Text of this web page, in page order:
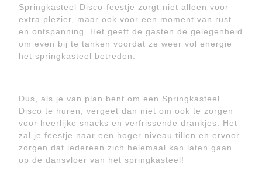
Springkasteel Disco-feestje zorgt niet alleen voor
extra plezier, maar ook voor een moment van rust
en ontspanning. Het geeft de gasten de gelegenheid
om even bij te tanken voordat ze weer vol energie
het springkasteel betreden.
Dus, als je van plan bent om een Springkasteel
Disco te huren, vergeet dan niet om ook te zorgen
voor heerlijke snacks en verfrissende drankjes. Het
zal je feestje naar een hoger niveau tillen en ervoor
zorgen dat iedereen zich helemaal kan laten gaan
op de dansvloer van het springkasteel!